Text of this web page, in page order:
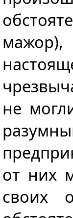
не
от них
своих